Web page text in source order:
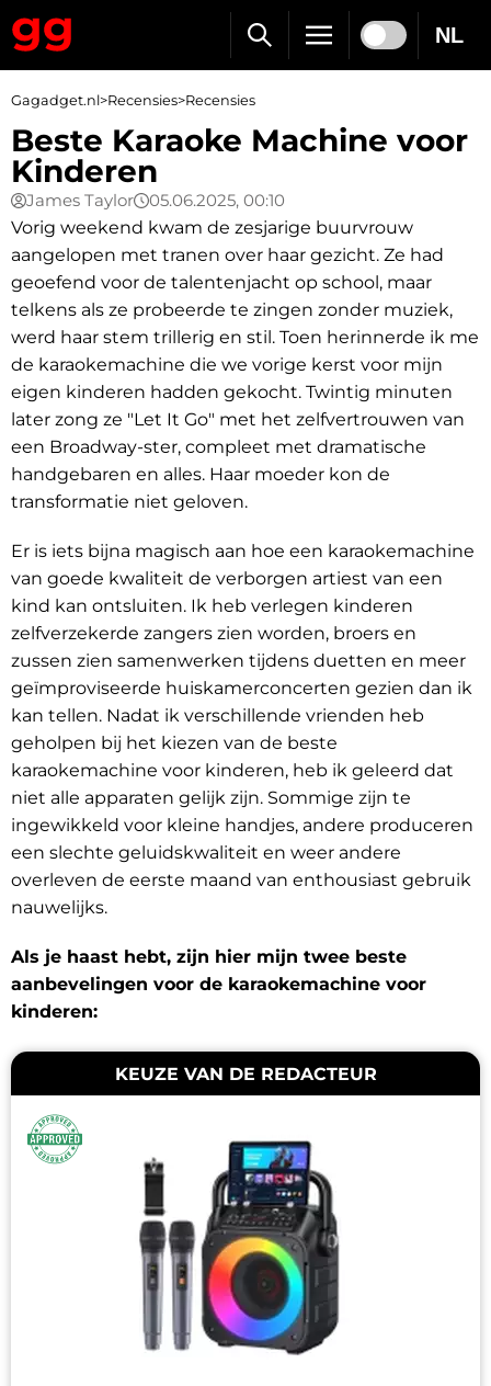
NL
Gagadget.nl>Recensies>Recensies
Beste Karaoke Machine voor
Kinderen
James Taylor
05.06.2025, 00:10
Vorig weekend kwam de zesjarige buurvrouw
aangelopen met tranen over haar gezicht. Ze had
geoefend voor de talentenjacht op school, maar
telkens als ze probeerde te zingen zonder muziek,
werd haar stem trillerig en stil. Toen herinnerde ik me
de karaokemachine die we vorige kerst voor mijn
eigen kinderen hadden gekocht. Twintig minuten
later zong ze "Let It Go" met het zelfvertrouwen van
een Broadway-ster, compleet met dramatische
handgebaren en alles. Haar moeder kon de
transformatie niet geloven.
Er is iets bijna magisch aan hoe een karaokemachine
van goede kwaliteit de verborgen artiest van een
kind kan ontsluiten. Ik heb verlegen kinderen
zelfverzekerde zangers zien worden, broers en
zussen zien samenwerken tijdens duetten en meer
geïmproviseerde huiskamerconcerten gezien dan ik
kan tellen. Nadat ik verschillende vrienden heb
geholpen bij het kiezen van de beste
karaokemachine voor kinderen, heb ik geleerd dat
niet alle apparaten gelijk zijn. Sommige zijn te
ingewikkeld voor kleine handjes, andere produceren
een slechte geluidskwaliteit en weer andere
overleven de eerste maand van enthousiast gebruik
nauwelijks.
Als je haast hebt, zijn hier mijn twee beste
aanbevelingen voor de karaokemachine voor
kinderen:
KEUZE VAN DE REDACTEUR